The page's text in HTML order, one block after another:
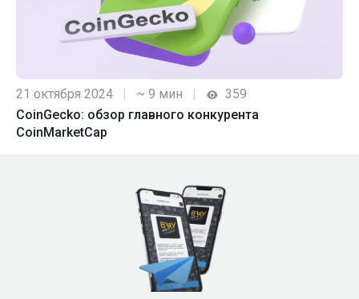
21 октября 2024 ~ 9 мин
359
CoinGecko: обзор главного конкурента
CoinMarketCap